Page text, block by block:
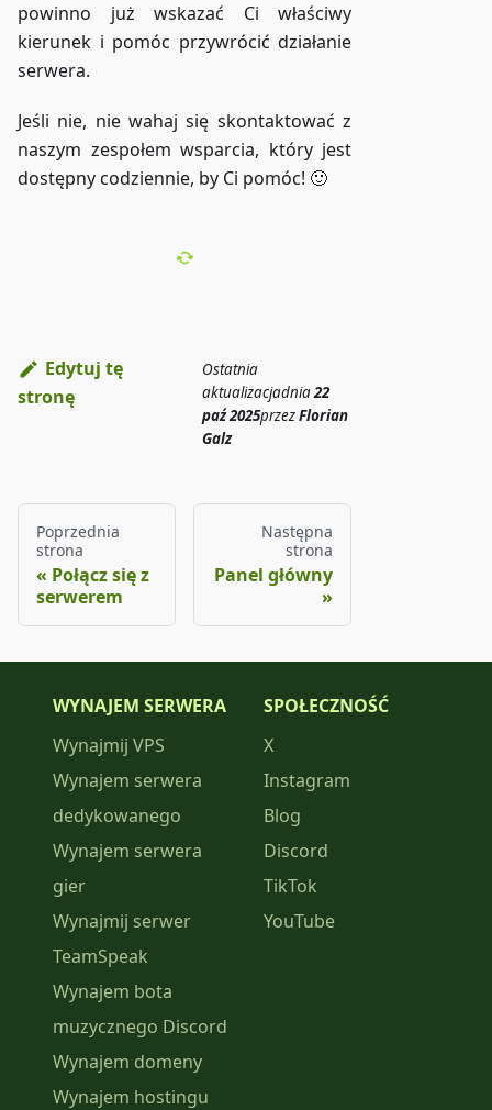
powinno już wskazać Ci właściwy
kierunek i pomóc przywrócić działanie
serwera.
Jeśli nie, nie wahaj się skontaktować z
naszym zespołem wsparcia, który jest
dostępny codziennie, by Ci pomóc! 🙂
Edytuj tę
stronę
Ostatnia
aktualizacjadnia22
paź 2025przezFlorian
Galz
Poprzednia
strona
Połącz się z
serwerem
Następna
strona
Panel główny
WYNAJEM SERWERA
Wynajmij VPS
Wynajem serwera
dedykowanego
Wynajem serwera
gier
Wynajmij serwer
TeamSpeak
Wynajem bota
muzycznego Discord
Wynajem domeny
Wynajem hostingu
SPOŁECZNOŚĆ
X
Instagram
Blog
Discord
TikTok
YouTube